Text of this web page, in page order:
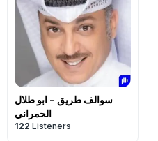
سوالف طريق - ابو طلال
الحمراني
122 Listeners